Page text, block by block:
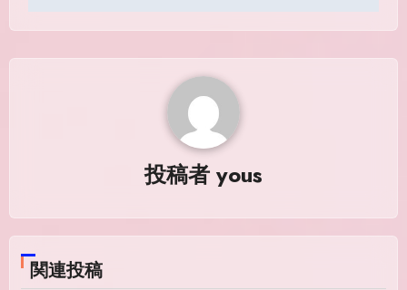
ゲ
ー
投稿者 yous
関連投稿